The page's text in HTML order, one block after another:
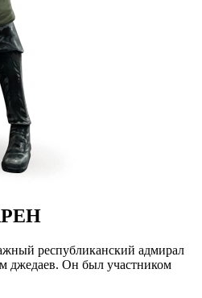
республиканский адмирал
джедаев. Он был участником